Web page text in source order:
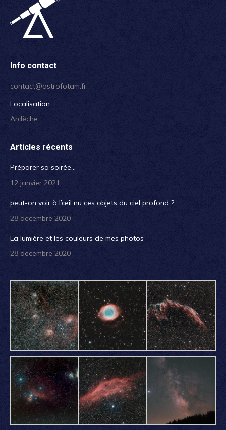
Info contact
contact@astrofotam.fr
Localisation :
Ardèche
Articles récents
Préparer sa soirée…
12 janvier 2021
peut-on voir à l’œil nu ces objets du ciel profond ?
28 décembre 2020
La lumière et les couleurs de mes photos
28 décembre 2020